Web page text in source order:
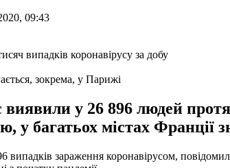
09:43
зокрема, у Парижі
у 26 896 людей
у багатьох містах Франції
випадків зараження коронавірусом,